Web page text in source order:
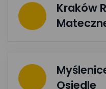
Kraków
Osiedle